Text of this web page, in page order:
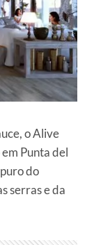
o Alive
Punta del
do
serras e da